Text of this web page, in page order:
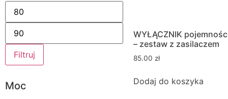
Filtruj
Moc
WYŁĄCZNIK
– zestaw z zasilaczem
85.00 zł
Dodaj do koszyka